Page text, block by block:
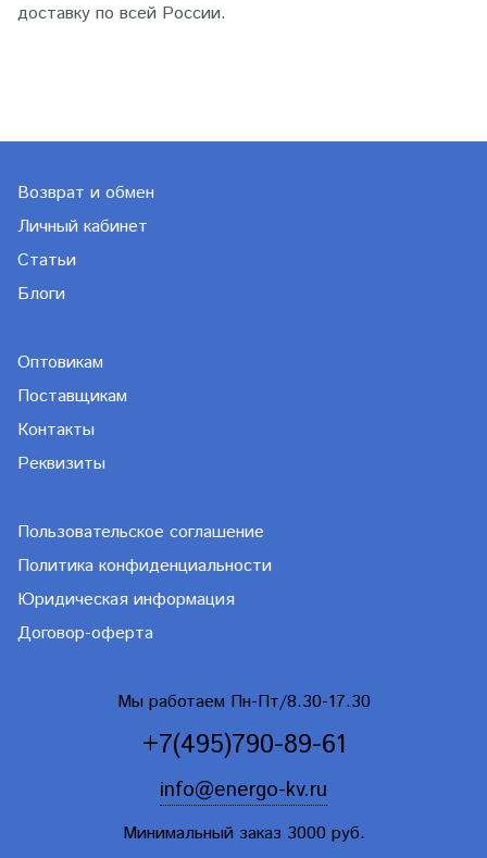
доставку по всей России.
Возврат и обмен
Личный кабинет
Статьи
Блоги
Оптовикам
Поставщикам
Контакты
Реквизиты
Пользовательское соглашение
Политика конфиденциальности
Юридическая информация
Договор-оферта
Мы работаем Пн-Пт/8.30-17.30
+7(495)790-89-61
info@energo-kv.ru
Минимальный заказ 3000 руб.